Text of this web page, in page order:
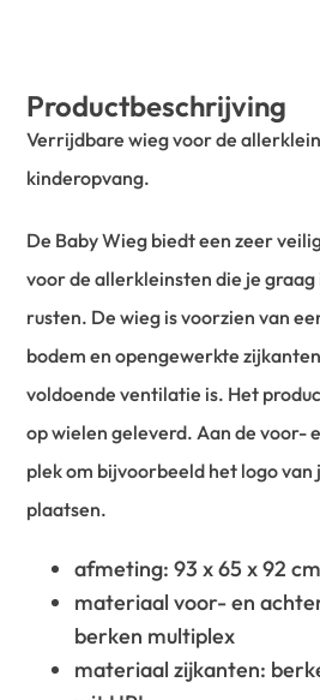
Productbeschrijving
Verrijdbare wieg voor de
kinderopvang.
De Baby Wieg biedt een zeer
voor de allerkleinsten die je
rusten. De wieg is voorzien van
bodem en opengewerkte
voldoende ventilatie is. Het
op wielen geleverd. Aan de voor-
plek om bijvoorbeeld het logo van
plaatsen.
afmeting: 93 x 65 x 92
materiaal voor- en
berken multiplex
materiaal zijkanten: